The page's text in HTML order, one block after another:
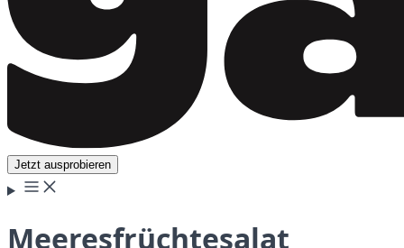
Jetzt ausprobieren
Meeresfrüchtesalat